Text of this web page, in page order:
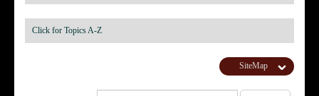
Click for Topics A-Z
SiteMap